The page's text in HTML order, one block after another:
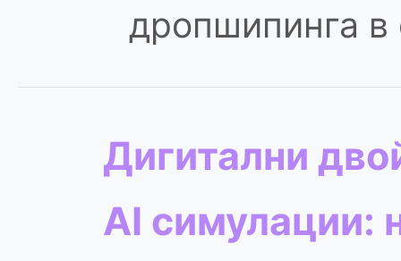
дропшипинга в
Дигитални
AI симулации: